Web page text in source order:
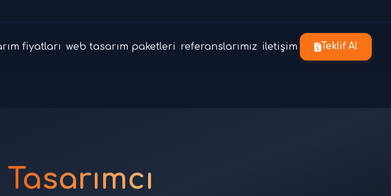
fiyatları web tasarım paketleri referanslarımız iletişim Teklif Al